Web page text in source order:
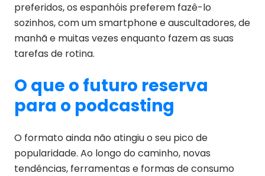
preferidos, os espanhóis preferem fazê-lo
sozinhos, com um smartphone e auscultadores, de
manhã e muitas vezes enquanto fazem as suas
tarefas de rotina.
O que o futuro reserva
para o podcasting
O formato ainda não atingiu o seu pico de
popularidade. Ao longo do caminho, novas
tendências, ferramentas e formas de consumo